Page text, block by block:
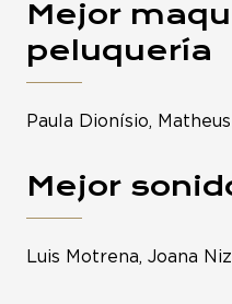
Mejor
peluquería
Paula Dionísio,
Mejor
Luis Motrena, Joana